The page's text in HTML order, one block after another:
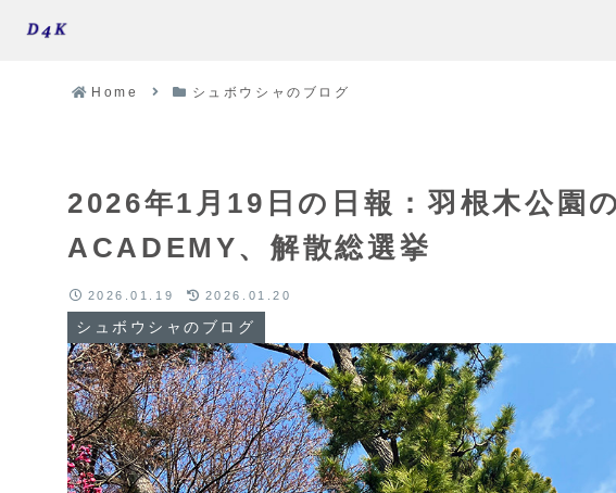
Home シュボウシャのブログ
2026年1月19日の日報：羽根木公園
ACADEMY、解散総選挙
シュボウシャのブログ
2026.01.19 2026.01.20